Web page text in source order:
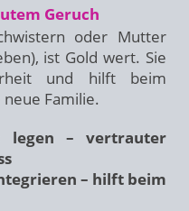
Geruch
oder Mutter
ist Gold wert. Sie
und hilft beim
Familie.
legen – vertrauter
– hilft beim